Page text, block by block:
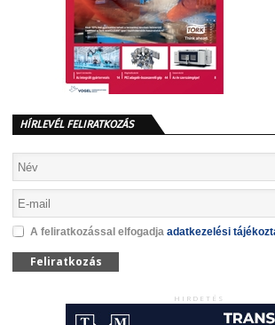
HÍRLEVÉL FELIRATKOZÁS
A feliratkozással elfogadja adatkezelési
Feliratkozás
HIRDETÉS